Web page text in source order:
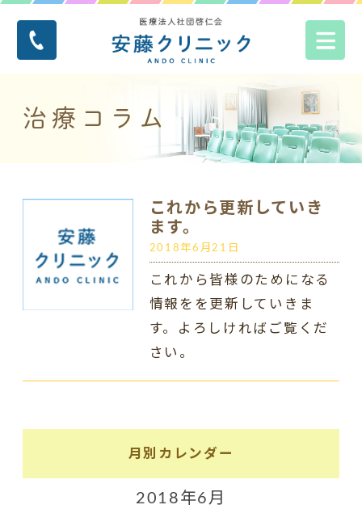
治療コラム
これから更新していき
ます。
2018年6月21日
これから皆様のためになる
情報をを更新していきま
す。よろしければご覧くだ
さい。
月別カレンダー
2018年6月